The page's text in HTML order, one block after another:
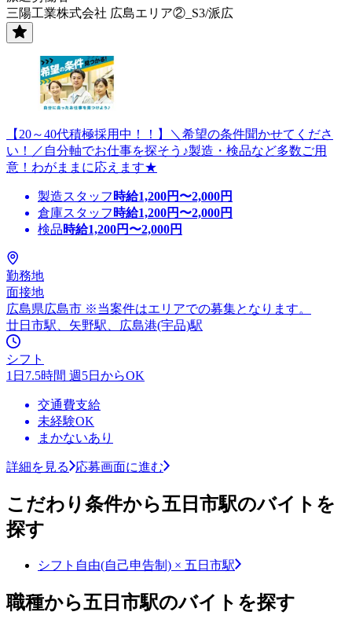
三陽工業株式会社 広島エリア②_S3/派広
【20～40代積極採用中！！】＼希望の条件聞かせてくださ
い！／自分軸でお仕事を探そう♪製造・検品など多数ご用
意！わがままに応えます★
製造スタッフ 時給1,200円〜2,000円
倉庫スタッフ 時給1,200円〜2,000円
検品時給1,200円〜2,000円
勤務地
面接地
広島県広島市 ※当案件はエリアでの募集となります。
廿日市駅、矢野駅、広島港(宇品)駅
シフト
1日7.5時間 週5日からOK
交通費支給
未経験OK
まかないあり
詳細を見る 応募画面に進む
こだわり条件から五日市駅のバイトを
探す
シフト自由(自己申告制) × 五日市駅
職種から五日市駅のバイトを探す